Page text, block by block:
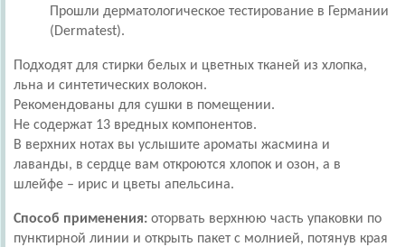
Прошли дерматологическое тестирование в Германии
(Dermatest).
Подходят для стирки белых и цветных тканей из хлопка,
льна и синтетических волокон.
Рекомендованы для сушки в помещении.
Не содержат 13 вредных компонентов.
В верхних нотах вы услышите ароматы жасмина и
лаванды, в сердце вам откроются хлопок и озон, а в
шлейфе – ирис и цветы апельсина.
Способ применения: оторвать верхнюю часть упаковки по
пунктирной линии и открыть пакет с молнией, потянув края